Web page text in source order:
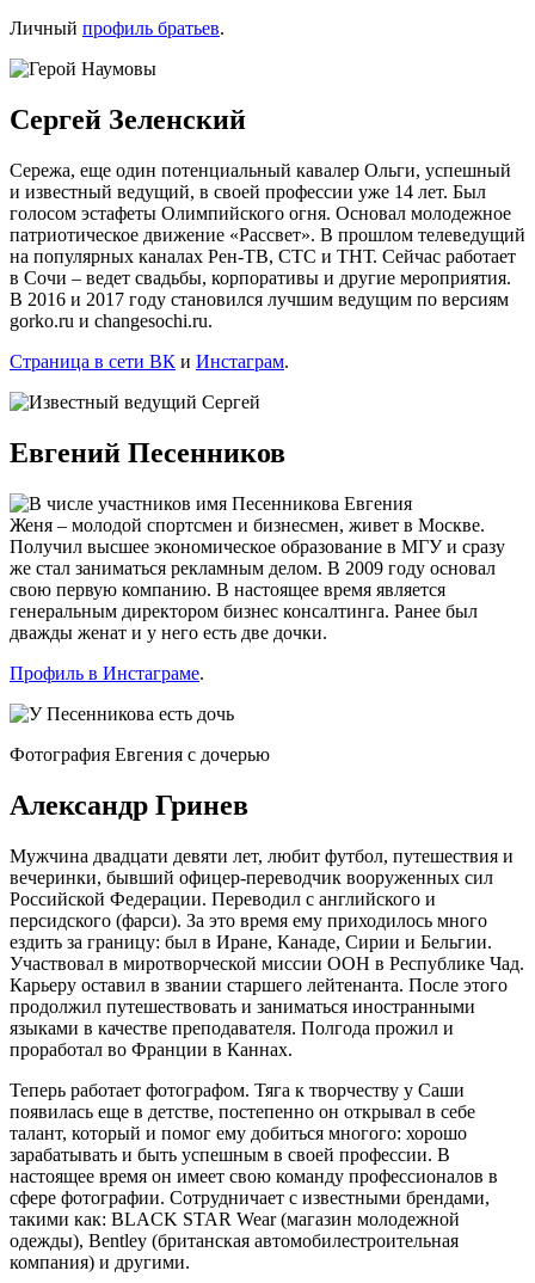
Личный профиль братьев.
Сергей Зеленский
Сережа, еще один потенциальный кавалер Ольги, успешный
и известный ведущий, в своей профессии уже 14 лет. Был
голосом эстафеты Олимпийского огня. Основал молодежное
патриотическое движение «Рассвет». В прошлом телеведущий
на популярных каналах Рен-ТВ, СТС и ТНТ. Сейчас работает
в Сочи – ведет свадьбы, корпоративы и другие мероприятия.
В 2016 и 2017 году становился лучшим ведущим по версиям
gorko.ru и changesochi.ru.
Страница в сети ВК и Инстаграм.
Евгений Песенников
Женя – молодой спортсмен и бизнесмен, живет в Москве.
Получил высшее экономическое образование в МГУ и сразу
же стал заниматься рекламным делом. В 2009 году основал
свою первую компанию. В настоящее время является
генеральным директором бизнес консалтинга. Ранее был
дважды женат и у него есть две дочки.
Профиль в Инстаграме.
Фотография Евгения с дочерью
Александр Гринев
Мужчина двадцати девяти лет, любит футбол, путешествия и
вечеринки, бывший офицер-переводчик вооруженных сил
Российской Федерации. Переводил с английского и
персидского (фарси). За это время ему приходилось много
ездить за границу: был в Иране, Канаде, Сирии и Бельгии.
Участвовал в миротворческой миссии ООН в Республике Чад.
Карьеру оставил в звании старшего лейтенанта. После этого
продолжил путешествовать и заниматься иностранными
языками в качестве преподавателя. Полгода прожил и
проработал во Франции в Каннах.
Теперь работает фотографом. Тяга к творчеству у Саши
появилась еще в детстве, постепенно он открывал в себе
талант, который и помог ему добиться многого: хорошо
зарабатывать и быть успешным в своей профессии. В
настоящее время он имеет свою команду профессионалов в
сфере фотографии. Сотрудничает с известными брендами,
такими как: BLACK STAR Wear (магазин молодежной
одежды), Bentley (британская автомобилестроительная
компания) и другими.